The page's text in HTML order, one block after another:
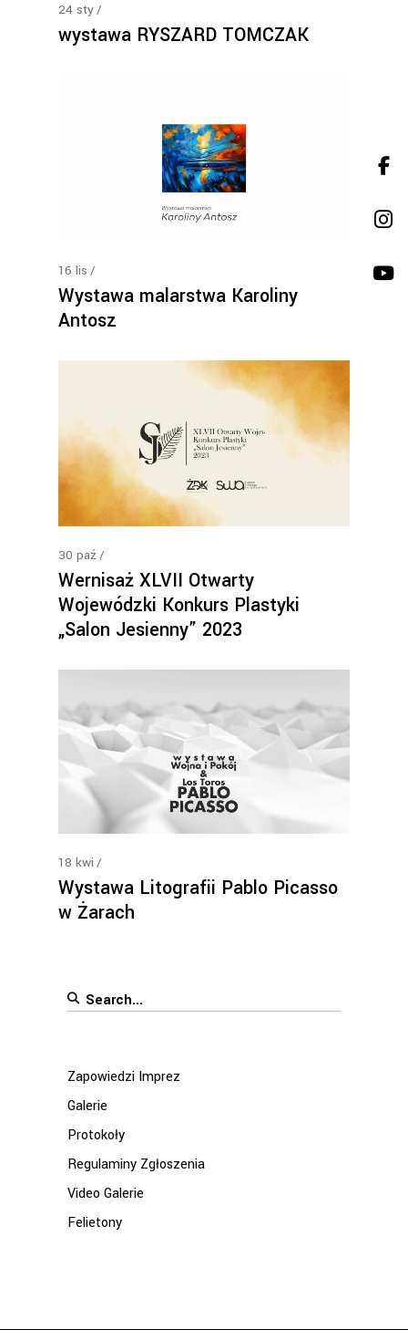
24 sty
wystawa RYSZARD TOMCZAK
16 lis
Wystawa malarstwa Karoliny
Antosz
30 paź
Wernisaż XLVII Otwarty
Wojewódzki Konkurs Plastyki
„Salon Jesienny” 2023
18 kwi
Wystawa Litografii Pablo Picasso
w Żarach
Search
Zapowiedzi Imprez
Galerie
Protokoły
Regulaminy Zgłoszenia
Video Galerie
Felietony